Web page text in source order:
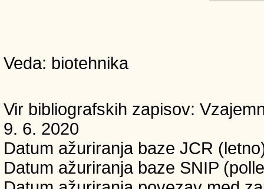
Veda: biotehnika
Vir bibliografskih zapisov:
9. 6. 2020
Datum ažuriranja baze JCR
Datum ažuriranja baze SNIP